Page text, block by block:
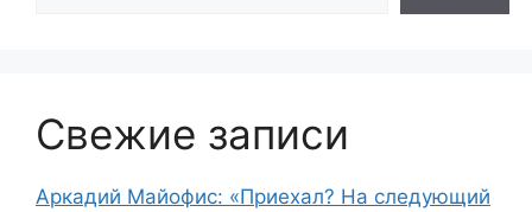
Свежие записи
Аркадий Майофис: «Приехал? На следующий